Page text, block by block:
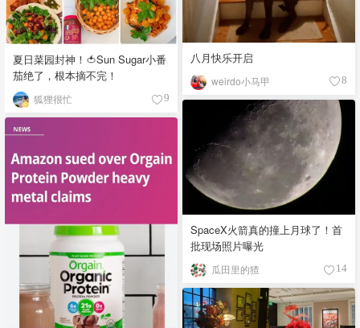
八月快乐开启
weirdo小马甲 8
夏日菜园封神！🍅Sun Sugar小番
茄绝了，根本摘不完！
狐狸很忙 9
SpaceX火箭真的撞上月球了！首
批现场照片曝光
瓜田里的猹 14